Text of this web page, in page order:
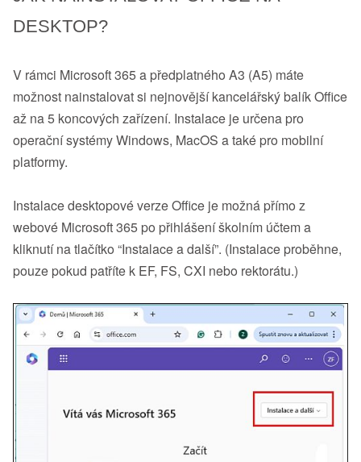
DESKTOP?
V rámci Microsoft 365 a předplatného A3 (A5) máte
možnost nainstalovat si nejnovější kancelářský balík Office
až na 5 koncových zařízení. Instalace je určena pro
operační systémy Windows, MacOS a také pro mobilní
platformy.
Instalace desktopové verze Office je možná přímo z
webové Microsoft 365 po přihlášení školním účtem a
kliknutí na tlačítko “Instalace a další”. (Instalace proběhne,
pouze pokud patříte k EF, FS, CXI nebo rektorátu.)